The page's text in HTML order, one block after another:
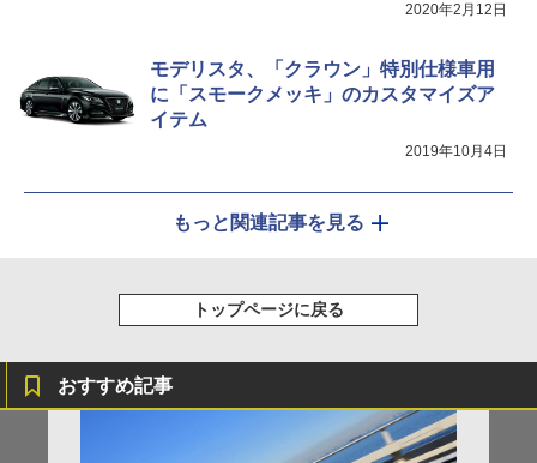
2020年2月12日
モデリスタ、「クラウン」特別仕様車用
に「スモークメッキ」のカスタマイズア
イテム
2019年10月4日
もっと関連記事を見る
トップページに戻る
おすすめ記事